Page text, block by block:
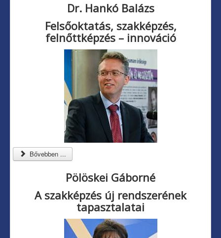
Dr. Hankó Balázs
Felsőoktatás, szakképzés,
felnőttképzés – innováció
Bővebben ...
Pölöskei Gáborné
A szakképzés új rendszerének
tapasztalatai